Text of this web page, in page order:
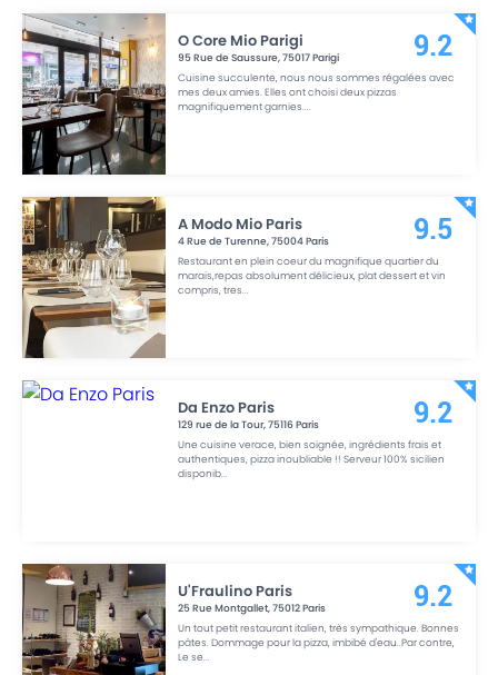
O Core Mio Parigi
95 Rue de Saussure,75017Parigi
Cuisine succulente, nous nous sommes régalées avec
mes deux amies. Elles ont choisi deux pizzas
magnifiquement garnies....
9.2
A Modo Mio Paris
4 Rue de Turenne,75004Paris
Restaurant en plein coeur du magnifique quartier du
marais,repas absolument délicieux, plat dessert et vin
compris, tres...
9.5
Da Enzo Paris
129 rue de la Tour,75116Paris
Une cuisine verace, bien soignée, ingrédients frais et
authentiques, pizza inoubliable !! Serveur 100% sicilien
disponib...
9.2
U'Fraulino Paris
25 Rue Montgallet,75012Paris
Un tout petit restaurant italien, très sympathique. Bonnes
pâtes. Dommage pour la pizza, imbibé d'eau..Par contre,
Le se...
9.2